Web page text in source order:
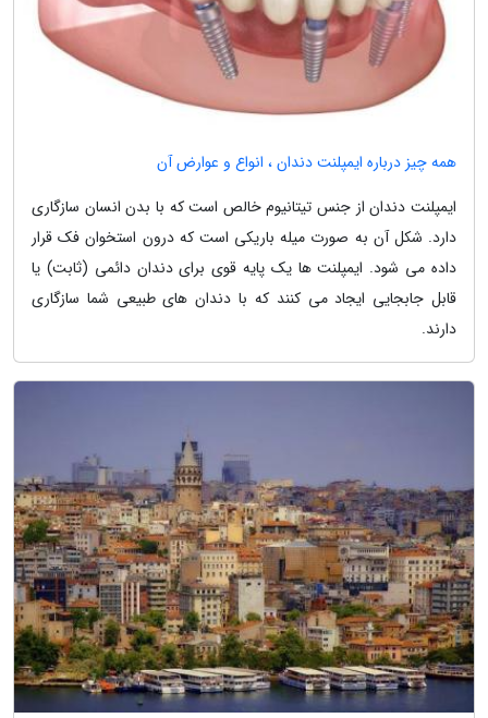
همه چیز درباره ایمپلنت دندان ، انواع و عوارض آن
ایمپلنت دندان از جنس تیتانیوم خالص است که با بدن انسان سازگاری
دارد. شکل آن به صورت میله باریکی است که درون استخوان فک قرار
داده می شود. ایمپلنت ها یک پایه قوی برای دندان دائمی (ثابت) یا
قابل جابجایی ایجاد می کنند که با دندان های طبیعی شما سازگاری
دارند.